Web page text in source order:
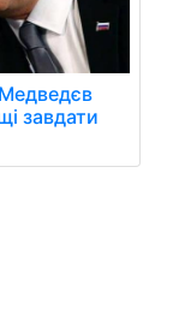
завдати